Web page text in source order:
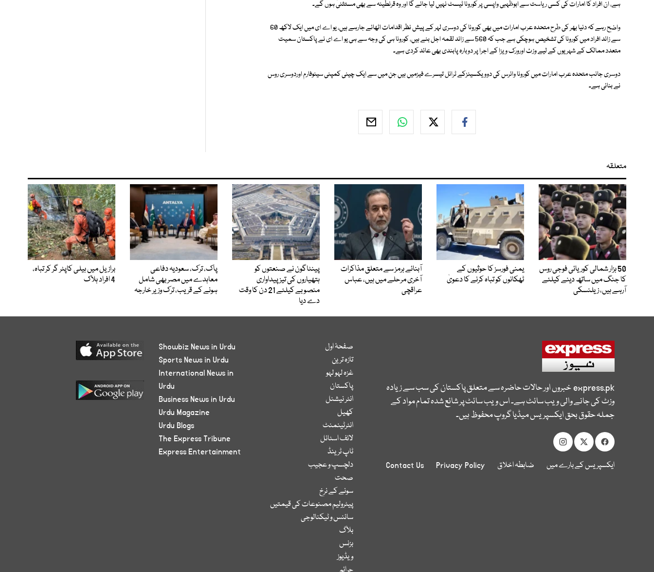
ہے، ان افراد کا امارات کی کسی ریاست سے ابوظہبی واپسی پر کورونا ٹیسٹ نہیں لیا جائے گا اور وہ قرنطینہ سے بھی مستثنیٰ ہوں گے۔
واضح رہے کہ دنیا بھر کی طرح متحدہ عرب امارات میں بھی کورونا کی دوسری لہر کے پیش نظر اقدامات اٹھائے جارہے ہیں، یو اے ای میں ایک لاکھ 60
سے زائد افراد میں کورونا کی تشخیص ہوچکی ہے جب کہ 560 سے زائد لقمہ اجل بنے ہیں، کورونا ہی کی وجہ سے ہی یو اے ای نے پاکستان سمیت
متعدد ممالک کے شہریوں کے لیے وزٹ اورورک ویزا کے اجرا پر دوبارہ پابندی بھی عائد کردی ہے۔
دوسری جانب متحدہ عرب امارات میں کورونا وائرس کی دوویکسینزکے ٹرائل تیسرے فیزمیں ہیں جن میں سے ایک چینی کمپنی سینوفارم اوردوسری روس
نے بنائی ہے۔
متعلقہ
50 ہزار شمالی کوریائی فوجی روس
کا جنگ میں ساتھ دینے کیلئے
آرہے ہیں، زیلنسکی
یمنی فورسز کا حوثیوں کے
ٹھکانوں کو تباہ کرنے کا دعویٰ
آبنائے ہرمز سے متعلق مذاکرات
آخری مرحلے میں ہیں، عباس
عراقچی
پینٹاگون نے صنعتوں کو
ہتھیاروں کی تیز پیداواری
منصوبے کیلئے 21 دن کا وقت
دے دیا
پاک، ترک، سعودیہ دفاعی
معاہدے میں مصر بھی شامل
ہونے کے قریب، ترک وزیر خارجہ
برازیل میں ہیلی کاپٹر گر کر تباہ،
4 افراد ہلاک
express.pkخبروں اور حالات حاضرہ سے متعلق پاکستان کی سب سے زیادہ
وزٹ کی جانے والی ویب سائٹ ہے۔ اس ویب سائٹ پر شائع شدہ تمام مواد کے
جملہ حقوق بحق ایکسپریس میڈیا گروپ محفوظ ہیں۔
ایکسپریس کے بارے میں ضابطہ اخلاق Privacy Policy
Contact Us
صفحۂ اول
تازہ ترین
غزہ لہو لہو
پاکستان
انٹر نیشنل
کھیل
انٹرٹینمنٹ
لائف اسٹائل
ٹاپ ٹرینڈ
دلچسپ و عجیب
صحت
سونے کے نرخ
پیٹرولیم مصنوعات کی قیمتیں
سائنس و ٹیکنالوجی
بلاگ
بزنس
ویڈیوز
Showbiz News in Urdu
Sports News in Urdu
International News in
Urdu
Business News in Urdu
Urdu Magazine
Urdu Blogs
The Express Tribune
Express Entertainment